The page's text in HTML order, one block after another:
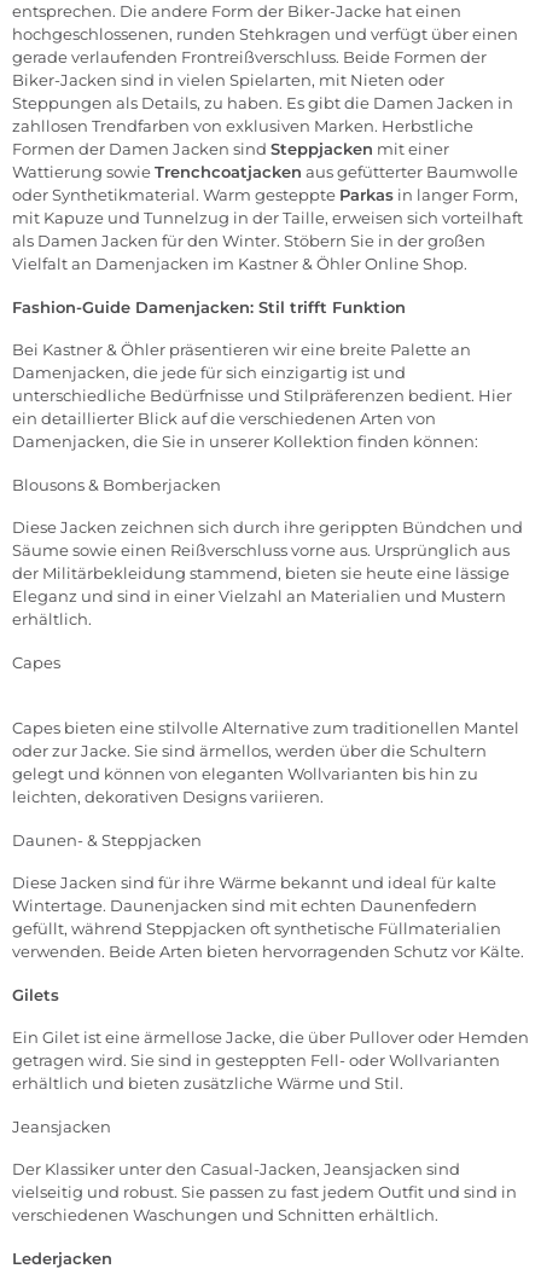
entsprechen. Die andere Form der Biker-Jacke hat einen
hochgeschlossenen, runden Stehkragen und verfügt über einen
gerade verlaufenden Frontreißverschluss. Beide Formen der
Biker-Jacken sind in vielen Spielarten, mit Nieten oder
Steppungen als Details, zu haben. Es gibt die Damen Jacken in
zahllosen Trendfarben von exklusiven Marken. Herbstliche
Formen der Damen Jacken sind Steppjacken mit einer
Wattierung sowieTrenchcoatjacken aus gefütterter Baumwolle
oder Synthetikmaterial. Warm gesteppte Parkas in langer Form,
mit Kapuze und Tunnelzug in der Taille, erweisen sich vorteilhaft
als Damen Jacken für den Winter. Stöbern Sie in der großen
Vielfalt an Damenjacken im Kastner & ÖhlerOnline Shop.
Fashion-Guide Damenjacken: Stil trifft Funktion
Bei Kastner & Öhler präsentieren wir eine breite Palette an
Damenjacken, die jede für sich einzigartig ist und
unterschiedliche Bedürfnisse und Stilpräferenzen bedient. Hier
ein detaillierter Blick auf die verschiedenen Arten von
Damenjacken, die Sie in unserer Kollektion finden können:
Blousons & Bomberjacken
Diese Jacken zeichnen sich durch ihre gerippten Bündchen und
Säume sowie einen Reißverschluss vorne aus. Ursprünglich aus
der Militärbekleidung stammend, bieten sie heute eine lässige
Eleganz und sind in einer Vielzahl an Materialien und Mustern
erhältlich.
Capes
Capes bieten eine stilvolle Alternative zum traditionellen Mantel
oder zur Jacke. Sie sind ärmellos, werden über die Schultern
gelegt und können von eleganten Wollvarianten bis hin zu
leichten, dekorativen Designs variieren.
Daunen- & Steppjacken
Diese Jacken sind für ihre Wärme bekannt und ideal für kalte
Wintertage. Daunenjacken sind mit echten Daunenfedern
gefüllt, während Steppjacken oft synthetische Füllmaterialien
verwenden. Beide Arten bieten hervorragenden Schutz vor Kälte.
Gilets
Ein Gilet ist eine ärmellose Jacke, die über Pullover oder Hemden
getragen wird. Sie sind in gesteppten Fell- oder Wollvarianten
erhältlich und bieten zusätzliche Wärme und Stil.
Jeansjacken
Der Klassiker unter den Casual-Jacken, Jeansjacken sind
vielseitig und robust. Sie passen zu fast jedem Outfit und sind in
verschiedenen Waschungen und Schnitten erhältlich.
Lederjacken